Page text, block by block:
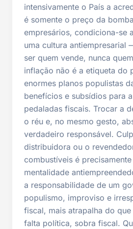
intensivamente o País a
é somente o preço da
empresários, condiciona-se
uma cultura antiempresarial
ser quem vende, nunca
inflação não é a etiqueta do
enormes planos populistas
benefícios e subsídios para
pedaladas fiscais. Trocar a
o réu e, no mesmo gesto,
verdadeiro responsável.
distribuidora ou o
combustíveis é
mentalidade
a responsabilidade de um
populismo, improviso e
fiscal, mais atrapalha do que
falta política, sobra fiscal.